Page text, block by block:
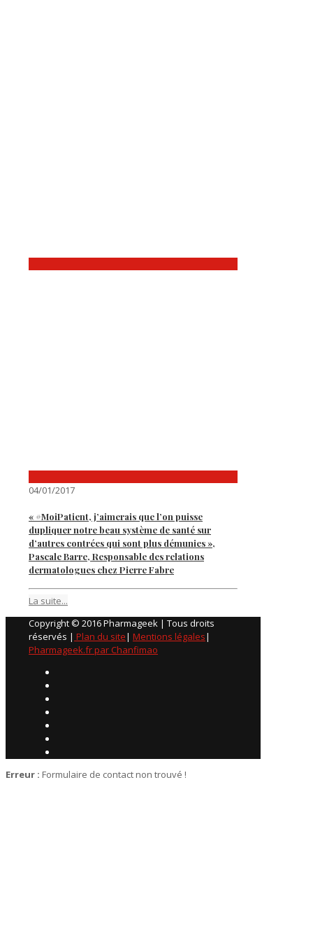
04/01/2017
« #MoiPatient, j’aimerais que l’on puisse
dupliquer notre beau système de santé sur
d’autres contrées qui sont plus démunies »,
Pascale Barre, Responsable des relations
dermatologues chez Pierre Fabre
La suite...
Copyright © 2016 Pharmageek | Tous droits
réservés | Plan du site| Mentions légales|
Pharmageek.fr par Chanfimao
Erreur : Formulaire de contact non trouvé !